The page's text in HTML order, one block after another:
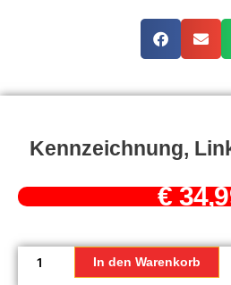
Kennzeichnung,
€
Kennzeichnung,
linke
Seite*Typ-
In den Warenkorb